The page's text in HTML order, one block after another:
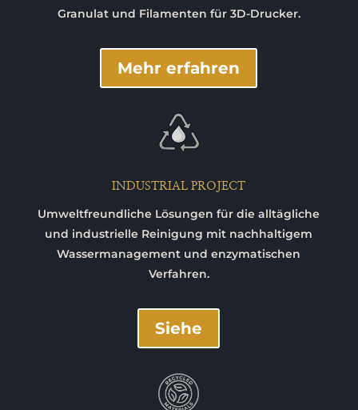
Granulat und Filamenten für 3D-Drucker.
Mehr erfahren
INDUSTRIAL PROJECT
Umweltfreundliche Lösungen für die alltägliche
und industrielle Reinigung mit nachhaltigem
Wassermanagement und enzymatischen
Verfahren.
Siehe